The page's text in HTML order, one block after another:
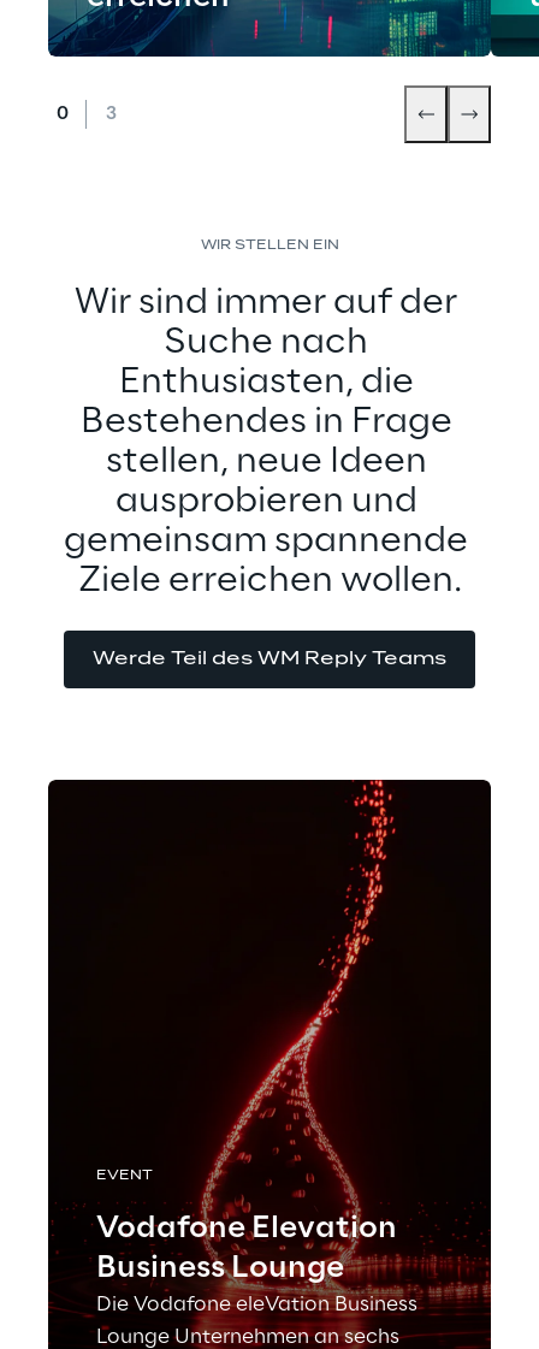
WIR STELLEN EIN
Wir sind immer auf der
Suche nach
Enthusiasten, die
Bestehendes in Frage
stellen, neue Ideen
ausprobieren und
gemeinsam spannende
Ziele erreichen wollen.
Werde Teil des WM Reply Teams
EVENT
Vodafone Elevation
Business Lounge
Die Vodafone eleVation Business
Lounge Unternehmen an sechs